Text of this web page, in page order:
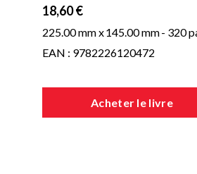
18,60 €
225.00 mm x145.00 mm- 320
EAN : 9782226120472
Acheter le livre